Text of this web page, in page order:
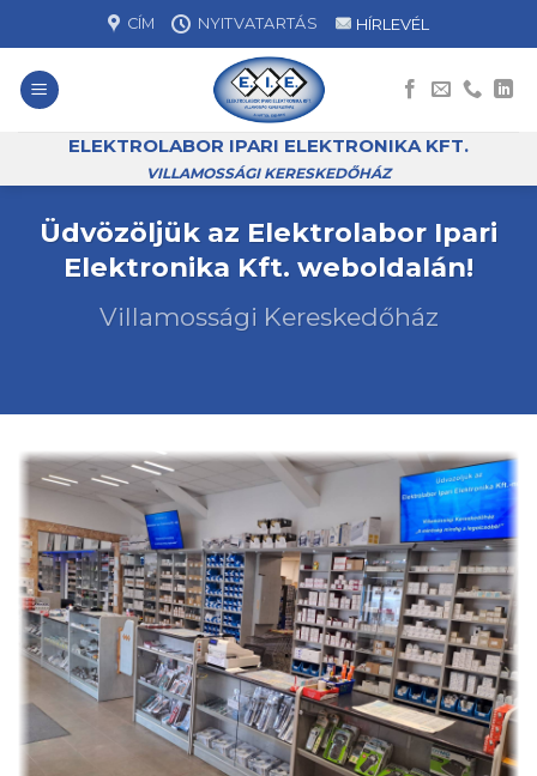
to
content
CÍM NYITVATARTÁS HÍRLEVÉL
ELEKTROLABOR IPARI ELEKTRONIKA KFT.
VILLAMOSSÁGI KERESKEDŐHÁZ
Üdvözöljük az Elektrolabor Ipari
Elektronika Kft. weboldalán!
Villamossági Kereskedőház